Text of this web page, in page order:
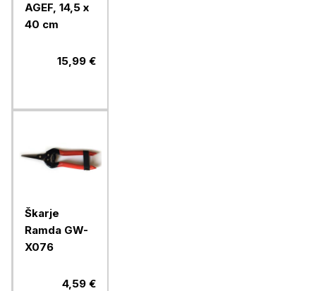
AGEF, 14,5 x
40 cm
15,99 €
Škarje
Ramda GW-
X076
4,59 €